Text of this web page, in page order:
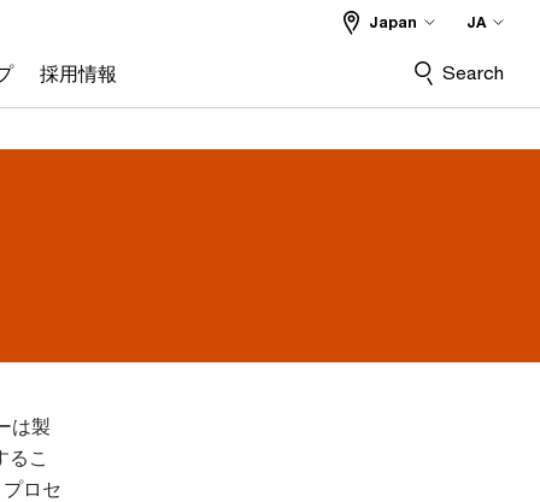
採用情報
Japan JA
Search
は製
るこ
ロセ